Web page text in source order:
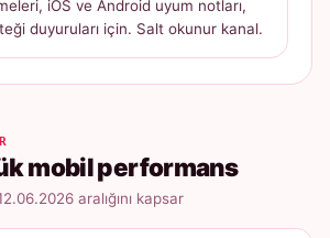
iOS ve Android uyum notları,
duyuruları için. Salt okunur kanal.
mobil performans
aralığını kapsar